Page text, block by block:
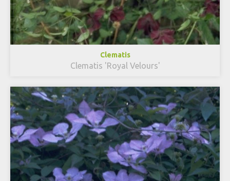
Clematis
Clematis 'Royal Velours'